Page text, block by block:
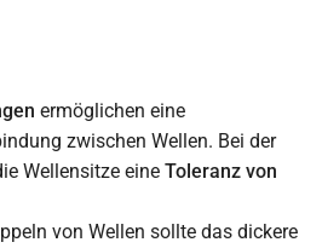
ermöglichen eine
zwischen Wellen. Bei der
Wellensitze eine Toleranz von
von Wellen sollte das dickere